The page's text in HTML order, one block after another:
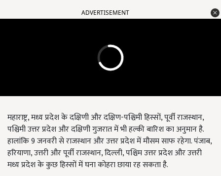
ADVERTISEMENT
महाराष्ट्र, मध्य प्रदेश के दक्षिणी और दक्षिण-पश्चिमी हिस्सों, पूर्वी राजस्थान,
पश्चिमी उत्तर प्रदेश और दक्षिणी गुजरात में भी हल्की बारिश का अनुमान है.
हालांकि 9 जनवरी से राजस्थान और उत्तर प्रदेश में मौसम साफ रहेगा. पंजाब,
हरियाणा, उत्तरी और पूर्वी राजस्थान, दिल्ली, पश्चिम उत्तर प्रदेश और उत्तरी
मध्य प्रदेश के कुछ हिस्सों में घना कोहरा छाया रह सकता है.